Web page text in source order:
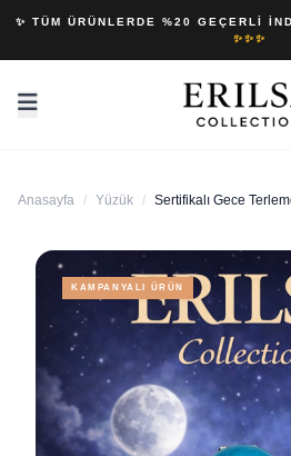
✨ TÜM ÜRÜNLERDE %20 GEÇERLI
✨✨✨
Anasayfa / Yüzük / Sertifikalı Gece
KAMPANYALI ÜRÜN